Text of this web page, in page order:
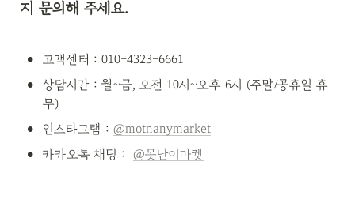
지 문의해 주세요.
• 고객센터 : 010-4323-6661
•
상담시간 : 월~금, 오전 10시~오후 6시 (주말/공휴일 휴
무)
• 인스타그램 : @motnanymarket
• 카카오톡 채팅 : @못난이마켓